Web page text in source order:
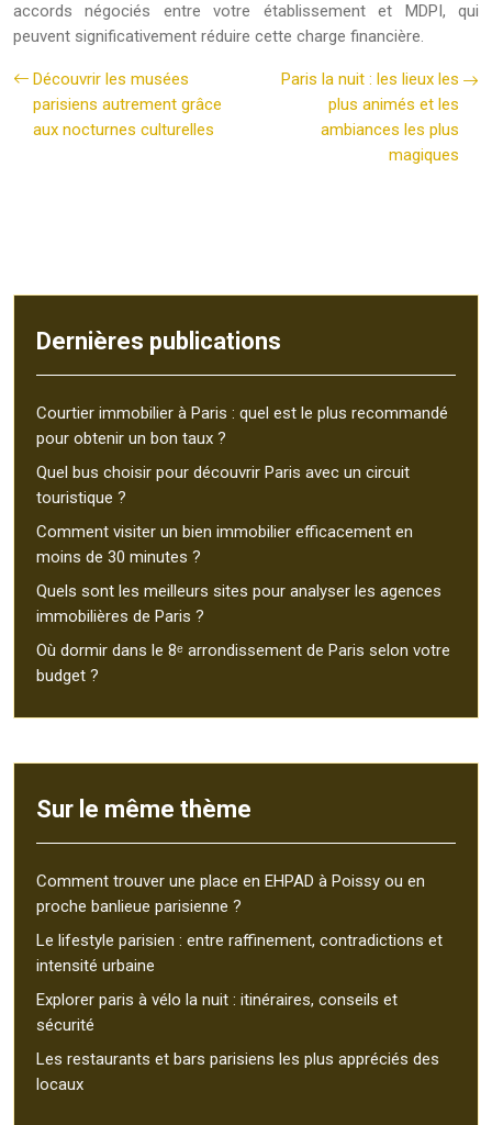
accords négociés entre votre établissement et MDPI, qui
peuvent significativement réduire cette charge financière.
Découvrir les musées
parisiens autrement grâce
aux nocturnes culturelles
Paris la nuit : les lieux les
plus animés et les
ambiances les plus
magiques
Dernières publications
Courtier immobilier à Paris : quel est le plus recommandé
pour obtenir un bon taux ?
Quel bus choisir pour découvrir Paris avec un circuit
touristique ?
Comment visiter un bien immobilier efficacement en
moins de 30 minutes ?
Quels sont les meilleurs sites pour analyser les agences
immobilières de Paris ?
Où dormir dans le 8ᵉ arrondissement de Paris selon votre
budget ?
Sur le même thème
Comment trouver une place en EHPAD à Poissy ou en
proche banlieue parisienne ?
Le lifestyle parisien : entre raffinement, contradictions et
intensité urbaine
Explorer paris à vélo la nuit : itinéraires, conseils et
sécurité
Les restaurants et bars parisiens les plus appréciés des
locaux